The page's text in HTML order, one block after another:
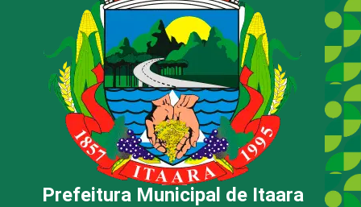
Prefeitura Municipal de Itaara